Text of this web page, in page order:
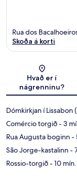
Rua dos
Skoða á korti
Hvað er í
nágrenninu?
Dómkirkjan í Lissabon
Comércio torgið- 3
Rua Augusta boginn-
São Jorge-kastalinn-
Rossio-torgið- 10